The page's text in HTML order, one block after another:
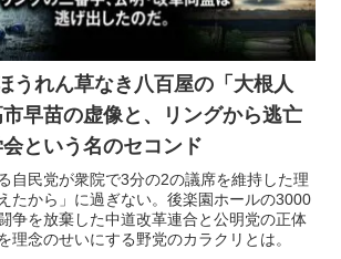
うれん草なき八百屋の「大根人
早苗の虚像と、リングから逃亡
会という名のセコンド
自民党が衆院で3分の2の議席を維持した理
たから」に過ぎない。後楽園ホールの3000
争を放棄した中道改革連合と公明党の正体
理念のせいにする野党のカラクリとは。